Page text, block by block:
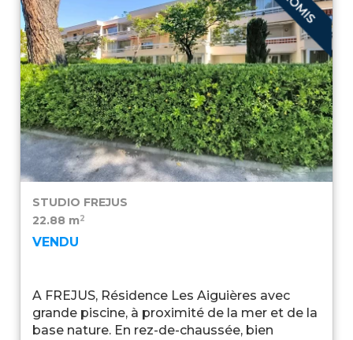
STUDIO FREJUS
22.88 m2
VENDU
A FREJUS, Résidence Les Aiguières avec
grande piscine, à proximité de la mer et de la
base nature. En rez-de-chaussée, bien